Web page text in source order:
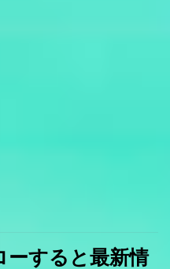
すると最新情